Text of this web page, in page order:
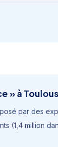
» à
par des
(1,4 million